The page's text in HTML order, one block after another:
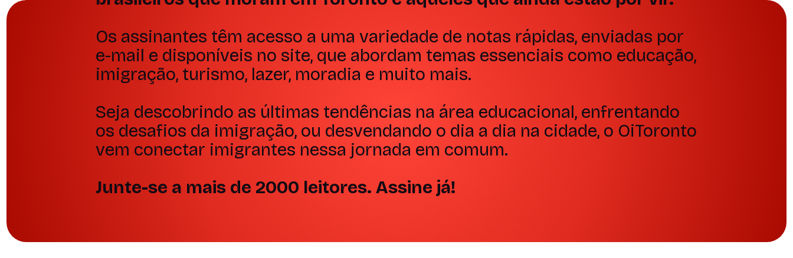
Os assinantes têm acesso a uma variedade de notas rápidas, enviadas por
e-mail e disponíveis no site, que abordam temas essenciais como educação,
imigração, turismo, lazer, moradia e muito mais.
Seja descobrindo as últimas tendências na área educacional, enfrentando
os desafios da imigração, ou desvendando o dia a dia na cidade, o OiToronto
vem conectar imigrantes nessa jornada em comum.
Junte-se a mais de 2000 leitores. Assine já!